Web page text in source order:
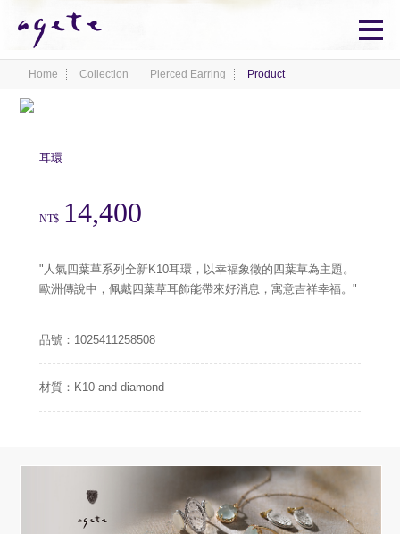
Home Collection Pierced Earring Product
No.1025411258508
耳環
NT$ 14,400
"人氣四葉草系列全新K10耳環，以幸福象徵的四葉草為主題。
歐洲傳說中，佩戴四葉草耳飾能帶來好消息，寓意吉祥幸福。"
品號：1025411258508
材質：K10 and diamond